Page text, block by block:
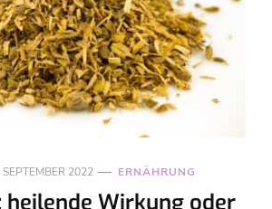
SEPTEMBER 2022 ERNÄHRUNG
heilende Wirkung oder